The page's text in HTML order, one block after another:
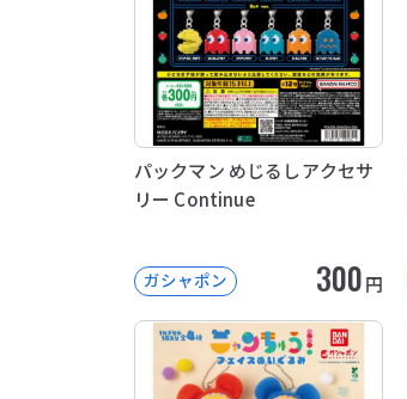
パックマン めじるしアクセサ
リー Continue
ガシャポン 300円